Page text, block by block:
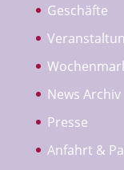
Geschäfte
News Archiv
Presse
Anfahrt &